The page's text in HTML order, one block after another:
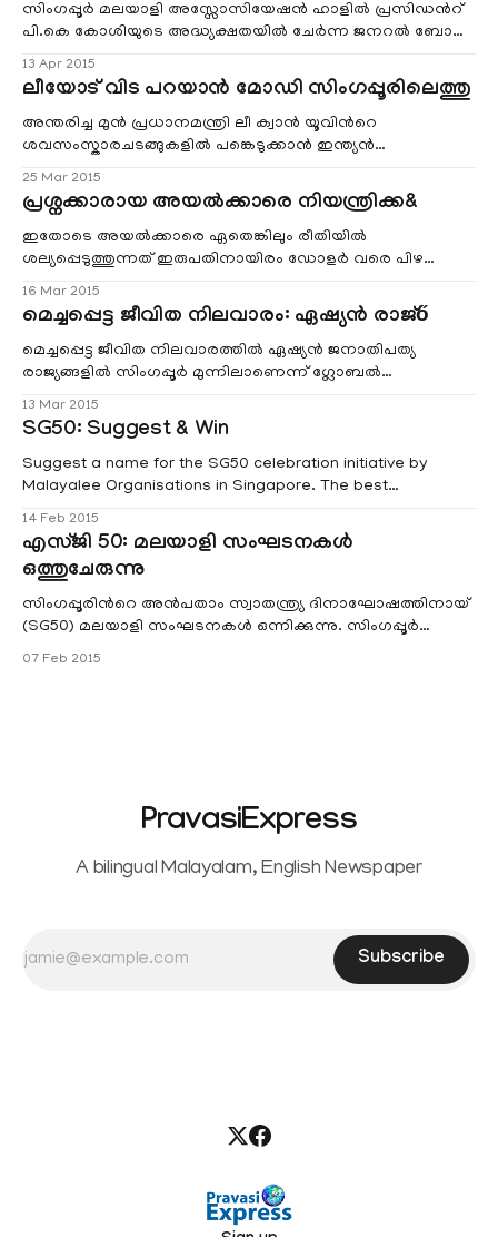
സിംഗപ്പൂര്‍ മലയാളി അസ്സോസിയേഷന്‍ ഹാളില്‍ പ്രസിഡന്‍റ്
പി.കെ കോശിയുടെ അദ്ധ്യക്ഷതയില്‍ ചേര്‍ന്ന ജനറല്‍ ബോഡി
യോഗത്തില്‍ 2015-2017 വര്‍ഷത്തേക്കുള്ള ഭാരവാഹികളെ
തെരഞ്ഞെടുത്തു. എന്‍. ജയകുമാറിനെ പുതിയ പ്രസിഡന്‍റ്
ആയി തെരഞ്ഞെടുത്തു.
13 Apr 2015
ലീയോട് വിട പറയാന്‍ മോഡി സിംഗപ്പൂരിലെത്തു
അന്തരിച്ച മുന്‍ പ്രധാനമന്ത്രി ലീ ക്വാന്‍ യൂവിന്‍റെ
ശവസംസ്കാരചടങ്ങുകളില്‍ പങ്കെടുക്കാന്‍ ഇന്ത്യന്‍
പ്രധാനമന്ത്രി നരേന്ദ്രമോഡി മാര്‍ച്ച് 29-ന്
സിംഗപ്പൂരിലെത്തും. വിദേശകാര്യമന്ത്രാലയം പത്രക്കുറിപ്പില്‍
അറിയിച്ചതാണ് ഇക്കാര്യം.
25 Mar 2015
പ്രശ്നക്കാരായ അയല്‍ക്കാരെ നിയന്ത്രിക്ക&
ഇതോടെ അയല്‍ക്കാരെ ഏതെങ്കിലും രീതിയില്‍
ശല്യപ്പെടുത്തുന്നത് ഇരുപതിനായിരം ഡോളര്‍ വരെ പിഴ
ലഭിക്കാവുന്ന കുറ്റമായി മാറും. രൂക്ഷഗന്ധം, ക്രമാതീതമായ
ശബ്ദം തുടങ്ങിയ കുറ്റങ്ങള്‍ക്ക് പൊതുജനങ്ങള്‍ക്ക്‌ ട്രിബ്യൂണലിനെ
സമീപിക്കാം.
16 Mar 2015
മെച്ചപ്പെട്ട ജീവിത നിലവാരം: ഏഷ്യന്‍ രാജ്ő
മെച്ചപ്പെട്ട ജീവിത നിലവാരത്തില്‍ ഏഷ്യന്‍ ജനാതിപത്യ
രാജ്യങ്ങളില്‍ സിംഗപ്പൂര്‍ മുന്നിലാണെന്ന് ഗ്ലോബല്‍
കണ്‍സള്‍ട്ടിങ്ങ് കമ്പനി ''മെര്‍സര്‍''
13 Mar 2015
SG50: Suggest & Win
Suggest a name for the SG50 celebration initiative by
Malayalee Organisations in Singapore. The best
suggestions will win attractive prizes. Suggestion link:
http://goo.gl/7ibdWt
14 Feb 2015
എസ്ജി 50: മലയാളി സംഘടനകള്‍
ഒത്തുചേരുന്നു
സിംഗപ്പൂരിന്‍റെ അന്‍പതാം സ്വാതന്ത്ര്യ ദിനാഘോഷത്തിനായ്‌
(SG50) മലയാളി സംഘടനകള്‍ ഒന്നിക്കുന്നു. സിംഗപ്പൂര്‍
മലയാളി അസോസിയേഷന്‍റെ നേതൃത്വത്തിലാണ് മലയാളി
07 Feb 2015
PravasiExpress
A bilingual Malayalam, English Newspaper
Subscribe